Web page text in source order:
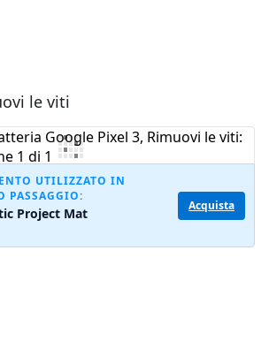
le viti
UTILIZZATO IN
PASSAGGIO:
Project Mat Acquista